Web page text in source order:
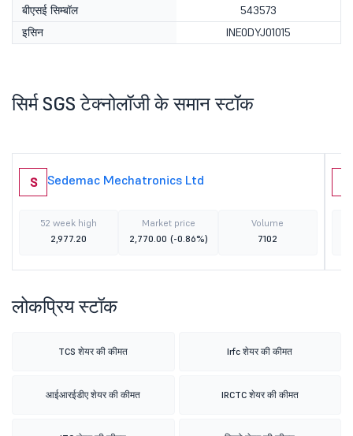
बीएसई सिम्बॉल
543573
इसिन
INE0DYJ01015
सिर्म SGS टेक्नोलॉजी के समान स्टॉक
S Sedemac Mechatronics Ltd
52 week high
2,977.20
Market price
2,770.00 (-0.86%)
Volume
7102
लोकप्रिय स्टॉक
TCS शेयर की कीमत Irfc शेयर की कीमत
आईआरईडीए शेयर की कीमत IRCTC शेयर की कीमत